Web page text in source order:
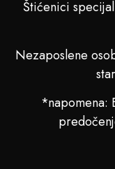
Štićenici
Nezaposlene
*napomena: